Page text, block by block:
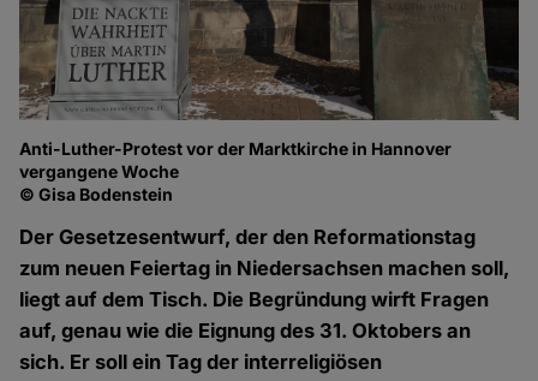
Anti-Luther-Protest vor der Marktkirche in Hannover
vergangene Woche
© Gisa Bodenstein
Der Gesetzesentwurf, der den Reformationstag
zum neuen Feiertag in Niedersachsen machen soll,
liegt auf dem Tisch. Die Begründung wirft Fragen
auf, genau wie die Eignung des 31. Oktobers an
sich. Er soll ein Tag der interreligiösen